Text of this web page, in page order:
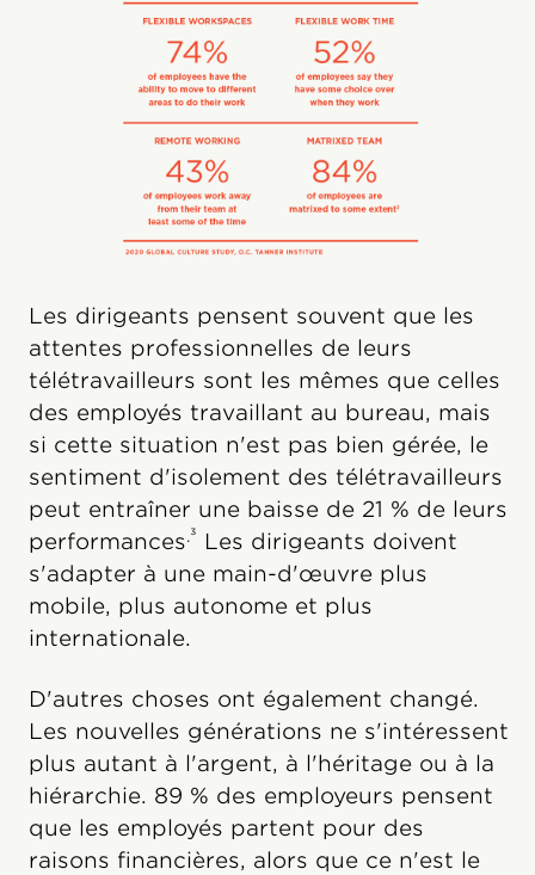
Les dirigeants pensent souvent que les
attentes professionnelles de leurs
télétravailleurs sont les mêmes que celles
des employés travaillant au bureau, mais
si cette situation n'est pas bien gérée, le
sentiment d'isolement des télétravailleurs
peut entraîner une baisse de 21 % de leurs
performances.³ Les dirigeants doivent
s'adapter à une main-d'œuvre plus
mobile, plus autonome et plus
internationale.
D'autres choses ont également changé.
Les nouvelles générations ne s'intéressent
plus autant à l'argent, à l'héritage ou à la
hiérarchie. 89 % des employeurs pensent
que les employés partent pour des
raisons financières, alors que ce n'est le